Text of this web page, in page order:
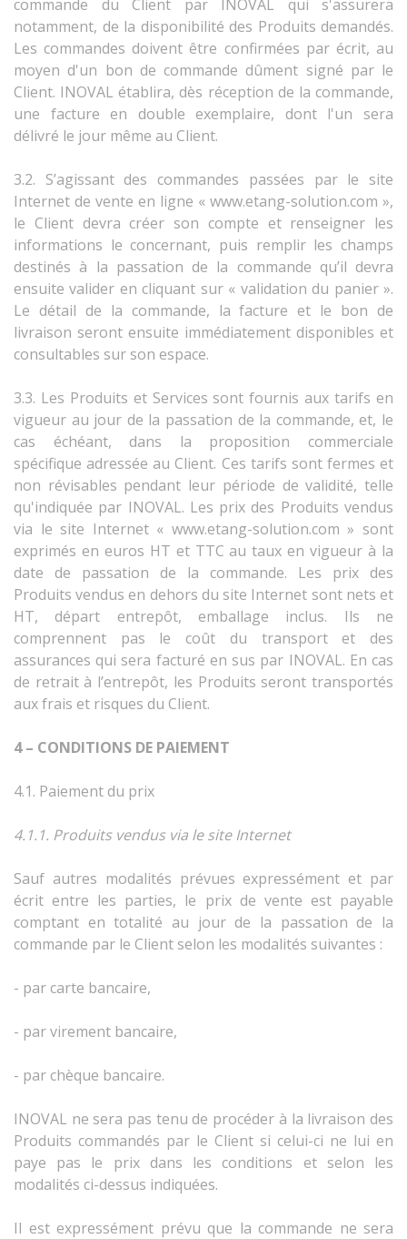
commande du Client par INOVAL qui s'assurera
notamment, de la disponibilité des Produits demandés.
Les commandes doivent être confirmées par écrit, au
moyen d'un bon de commande dûment signé par le
Client. INOVAL établira, dès réception de la commande,
une facture en double exemplaire, dont l'un sera
délivré le jour même au Client.
3.2. S’agissant des commandes passées par le site
Internet de vente en ligne « www.etang-solution.com »,
le Client devra créer son compte et renseigner les
informations le concernant, puis remplir les champs
destinés à la passation de la commande qu’il devra
ensuite valider en cliquant sur « validation du panier ».
Le détail de la commande, la facture et le bon de
livraison seront ensuite immédiatement disponibles et
consultables sur son espace.
3.3. Les Produits et Services sont fournis aux tarifs en
vigueur au jour de la passation de la commande, et, le
cas échéant, dans la proposition commerciale
spécifique adressée au Client. Ces tarifs sont fermes et
non révisables pendant leur période de validité, telle
qu'indiquée par INOVAL. Les prix des Produits vendus
via le site Internet« www.etang-solution.com » sont
exprimés en euros HT et TTC au taux en vigueur à la
date de passation de la commande. Les prix des
Produits vendus en dehors du site Internet sont nets et
HT, départ entrepôt, emballage inclus. Ils ne
comprennent pas le coût du transport et des
assurances qui sera facturé en sus par INOVAL. En cas
de retrait à l’entrepôt, les Produits seront transportés
aux frais et risques du Client.
4 – CONDITIONS DE PAIEMENT
4.1. Paiement du prix
4.1.1. Produits vendus via le site Internet
Sauf autres modalités prévues expressément et par
écrit entre les parties, le prix de vente est payable
comptant en totalité au jour de la passation de la
commande par le Client selon les modalités suivantes :
- par carte bancaire,
- par virement bancaire,
- par chèque bancaire.
INOVAL ne sera pas tenu de procéder à la livraison des
Produits commandés par le Client si celui-ci ne lui en
paye pas le prix dans les conditions et selon les
modalités ci-dessus indiquées.
Il est expressément prévu que la commande ne sera